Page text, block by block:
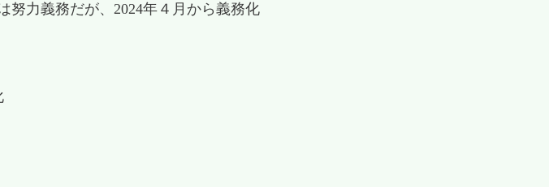
力義務だが、2024年４月から義務化